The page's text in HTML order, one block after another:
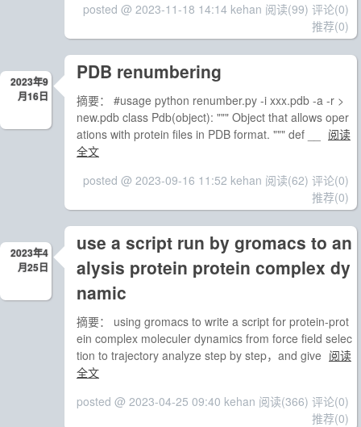
posted @ 2023-11-18 14:14 kehan 阅读(99) 评论(0)
推荐(0)
2023年9
月16日
PDB renumbering
摘要： #usage python renumber.py -i xxx.pdb -a -r >
new.pdb class Pdb(object): """ Object that allows oper
ations with protein files in PDB format. """ def __
阅读
全文
posted @ 2023-09-16 11:52 kehan 阅读(62) 评论(0)
推荐(0)
2023年4
月25日
use a script run by gromacs to an
alysis protein protein complex dy
namic
摘要： using gromacs to write a script for protein-prot
ein complex moleculer dynamics from force field selec
tion to trajectory analyze step by step，and give 阅读
全文
posted @ 2023-04-25 09:40 kehan 阅读(366) 评论(0)
推荐(0)